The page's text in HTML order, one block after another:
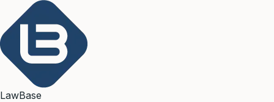
LawBase